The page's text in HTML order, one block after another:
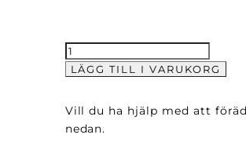
35mm
Hängsle
LÄGG TILL I VARUKORG
Vill du ha hjälp med att
nedan.